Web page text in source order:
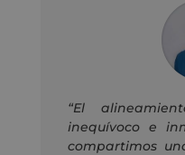
“El
inequívoco e
compartimos